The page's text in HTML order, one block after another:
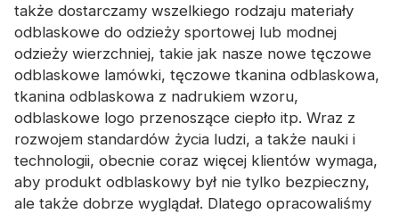
także dostarczamy wszelkiego rodzaju materiały
odblaskowe do odzieży sportowej lub modnej
odzieży wierzchniej, takie jak nasze nowe tęczowe
odblaskowe lamówki, tęczowe tkanina odblaskowa,
tkanina odblaskowa z nadrukiem wzoru,
odblaskowe logo przenoszące ciepło itp. Wraz z
rozwojem standardów życia ludzi, a także nauki i
technologii, obecnie coraz więcej klientów wymaga,
aby produkt odblaskowy był nie tylko bezpieczny,
ale także dobrze wyglądał. Dlatego opracowaliśmy